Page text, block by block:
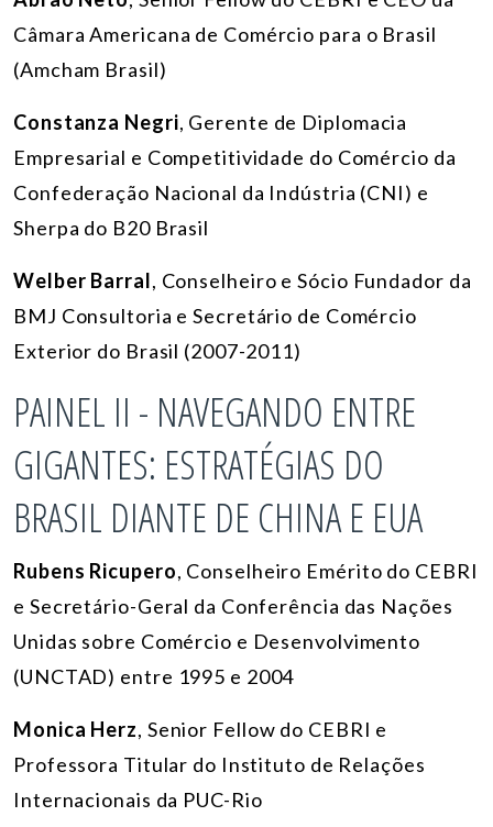
Câmara Americana de Comércio para o Brasil
(Amcham Brasil)
Constanza Negri, Gerente de Diplomacia
Empresarial e Competitividade do Comércio da
Confederação Nacional da Indústria (CNI) e
Sherpa do B20 Brasil
Welber Barral, Conselheiro e Sócio Fundador da
BMJ Consultoria e Secretário de Comércio
Exterior do Brasil (2007-2011)
PAINEL II - NAVEGANDO ENTRE
GIGANTES: ESTRATÉGIAS DO
BRASIL DIANTE DE CHINA E EUA
Rubens Ricupero, Conselheiro Emérito do CEBRI
e Secretário-Geral da Conferência das Nações
Unidas sobre Comércio e Desenvolvimento
(UNCTAD) entre 1995 e 2004
Monica Herz, Senior Fellow do CEBRI e
Professora Titular do Instituto de Relações
Internacionais da PUC-Rio